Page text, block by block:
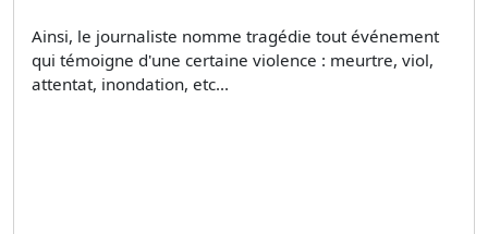
Ainsi, le journaliste nomme tragédie tout événement
qui témoigne d'une certaine violence : meurtre, viol,
attentat, inondation, etc...